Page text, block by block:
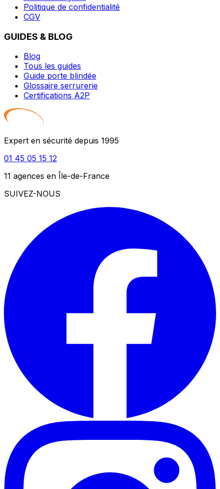
Politique de confidentialité
CGV
GUIDES & BLOG
Blog
Tous les guides
Guide porte blindée
Glossaire serrurerie
Certifications A2P
Expert en sécurité depuis 1995
01 45 05 15 12
11 agences en Île-de-France
SUIVEZ-NOUS